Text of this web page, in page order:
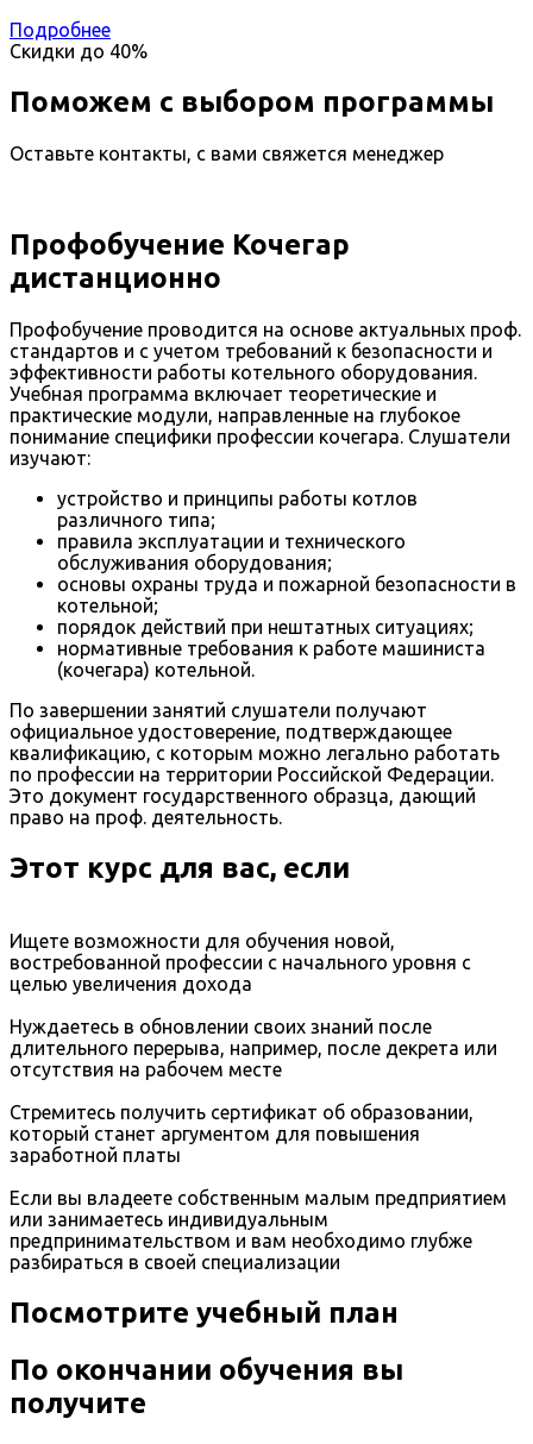
Подробнее
Скидки до 40%
Поможем с выбором программы
Оставьте контакты, с вами свяжется менеджер
Профобучение Кочегар
дистанционно
Профобучение проводится на основе актуальных проф.
стандартов и с учетом требований к безопасности и
эффективности работы котельного оборудования.
Учебная программа включает теоретические и
практические модули, направленные на глубокое
понимание специфики профессии кочегара. Слушатели
изучают:
устройство и принципы работы котлов
различного типа;
правила эксплуатации и технического
обслуживания оборудования;
основы охраны труда и пожарной безопасности в
котельной;
порядок действий при нештатных ситуациях;
нормативные требования к работе машиниста
(кочегара) котельной.
По завершении занятий слушатели получают
официальное удостоверение, подтверждающее
квалификацию, с которым можно легально работать
по профессии на территории Российской Федерации.
Это документ государственного образца, дающий
право на проф. деятельность.
Этот курс для вас, если
Ищете возможности для обучения новой,
востребованной профессии с начального уровня с
целью увеличения дохода
Нуждаетесь в обновлении своих знаний после
длительного перерыва, например, после декрета или
отсутствия на рабочем месте
Стремитесь получить сертификат об образовании,
который станет аргументом для повышения
заработной платы
Если вы владеете собственным малым предприятием
или занимаетесь индивидуальным
предпринимательством и вам необходимо глубже
разбираться в своей специализации
Посмотрите учебный план
По окончании обучения вы
получите